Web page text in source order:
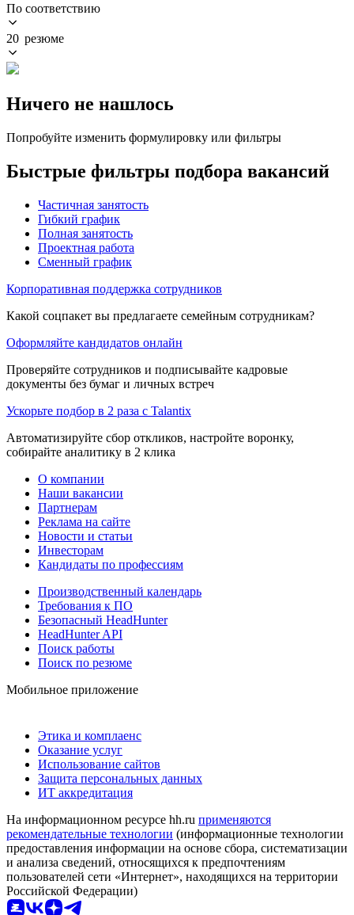
По соответствию
20 резюме
Ничего не нашлось
Попробуйте изменить формулировку или фильтры
Быстрые фильтры подбора вакансий
Частичная занятость
Гибкий график
Полная занятость
Проектная работа
Сменный график
Корпоративная поддержка сотрудников
Какой соцпакет вы предлагаете семейным сотрудникам?
Оформляйте кандидатов онлайн
Проверяйте сотрудников и подписывайте кадровые
документы без бумаг и личных встреч
Ускорьте подбор в 2 раза с Talantix
Автоматизируйте сбор откликов, настройте воронку,
собирайте аналитику в 2 клика
О компании
Наши вакансии
Партнерам
Реклама на сайте
Новости и статьи
Инвесторам
Кандидаты по профессиям
Производственный календарь
Требования к ПО
Безопасный HeadHunter
HeadHunter API
Поиск работы
Поиск по резюме
Мобильное приложение
Этика и комплаенс
Оказание услуг
Использование сайтов
Защита персональных данных
ИТ аккредитация
На информационном ресурсе hh.ru применяются
рекомендательные технологии (информационные технологии
предоставления информации на основе сбора, систематизации
и анализа сведений, относящихся к предпочтениям
пользователей сети «Интернет», находящихся на территории
Российской Федерации)